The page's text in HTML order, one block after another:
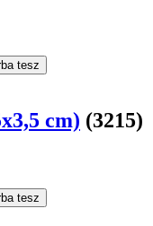
cm) (3215)